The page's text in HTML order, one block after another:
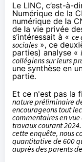
Le LINC, c’est-à-
Numérique de la
numérique de la
de la vie privée
s’intéressait à « ce
sociales », ce
parties) analyse «
collégiens sur leurs
une synthèse en
partie.
Et ce n'est pas la
nature préliminaire
encourageons tout
commentaires en
travaux courant
cette enquête, nous
quantitative de 600
auprès des parents